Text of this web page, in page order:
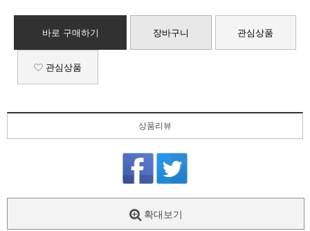
바로 구매하기 장바구니 관심상품
관심상품
상품리뷰
확대보기